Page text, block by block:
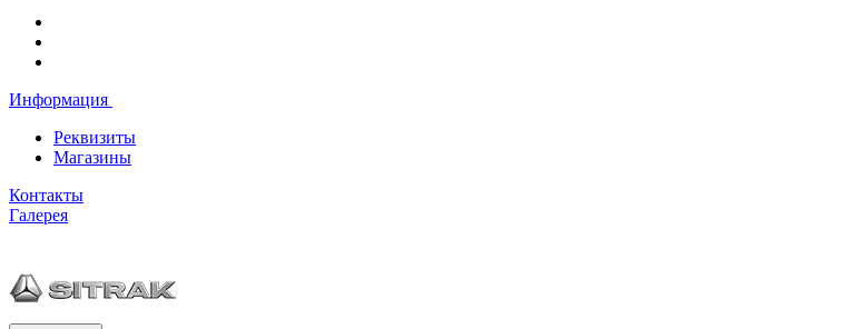
Информация
Реквизиты
Магазины
Контакты
Галерея